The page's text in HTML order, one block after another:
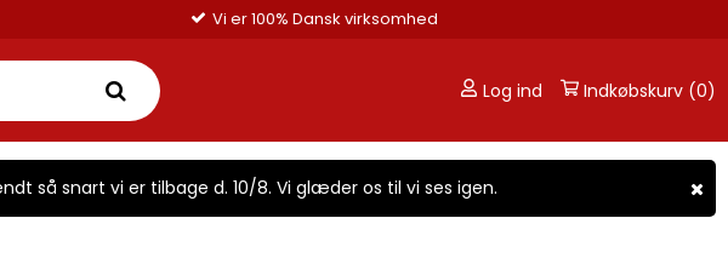
Vi er 100% Dansk virksomhed
Log ind Indkøbskurv (0)
så snart vi er tilbage d. 10/8. Vi glæder os til vi ses igen.